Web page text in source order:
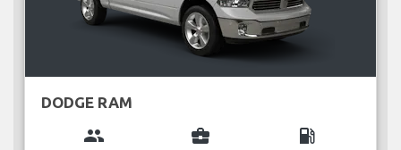
DODGE RAM
group business_center local_gas_station